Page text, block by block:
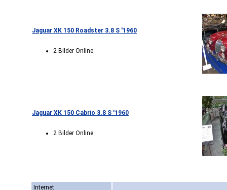
Jaguar XK 150 Roadster 3.8 S '1960
2 Bilder Online
Jaguar XK 150 Cabrio 3.8 S '1960
2 Bilder Online
Internet